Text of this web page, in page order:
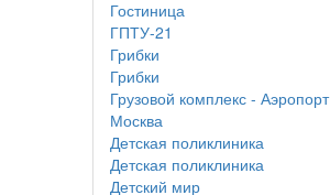
Гостиница
ГПТУ-21
Грибки
Грибки
Грузовой комплекс - Аэропорт
Москва
Детская поликлиника
Детская поликлиника
Детский мир